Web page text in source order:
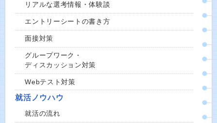
リアルな選考情報・体験談
エントリーシートの書き方
面接対策
グループワーク・
ディスカッション対策
Webテスト対策
就活ノウハウ
就活の流れ